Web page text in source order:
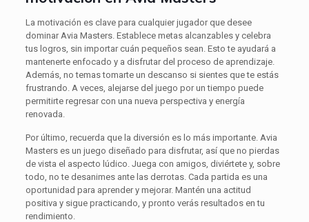
La motivación es clave para cualquier jugador que desee
dominar Avia Masters. Establece metas alcanzables y celebra
tus logros, sin importar cuán pequeños sean. Esto te ayudará a
mantenerte enfocado y a disfrutar del proceso de aprendizaje.
Además, no temas tomarte un descanso si sientes que te estás
frustrando. A veces, alejarse del juego por un tiempo puede
permitirte regresar con una nueva perspectiva y energía
renovada.
Por último, recuerda que la diversión es lo más importante. Avia
Masters es un juego diseñado para disfrutar, así que no pierdas
de vista el aspecto lúdico. Juega con amigos, diviértete y, sobre
todo, no te desanimes ante las derrotas. Cada partida es una
oportunidad para aprender y mejorar. Mantén una actitud
positiva y sigue practicando, y pronto verás resultados en tu
rendimiento.